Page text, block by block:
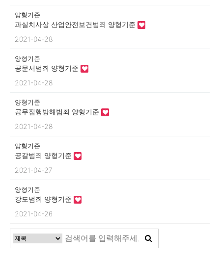
양형기준
과실치사상 산업안전보건범죄 양형기준
2021-04-28
양형기준
공문서범죄 양형기준
2021-04-28
양형기준
공무집행방해범죄 양형기준
2021-04-28
양형기준
공갈범죄 양형기준
2021-04-27
양형기준
강도범죄 양형기준
2021-04-26